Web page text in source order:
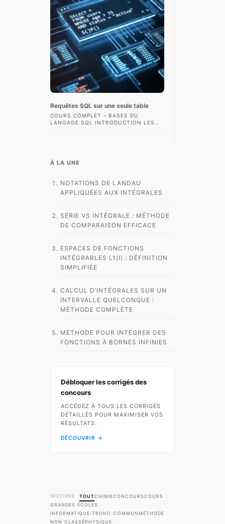
Requêtes SQL sur une seule table
COURS COMPLET – BASES DU
LANGAGE SQL INTRODUCTION LES
À LA UNE
NOTATIONS DE LANDAU
APPLIQUÉES AUX INTÉGRALES
SÉRIE VS INTÉGRALE : MÉTHODE
DE COMPARAISON EFFICACE
ESPACES DE FONCTIONS
INTÉGRABLES L1(I) : DÉFINITION
SIMPLIFIÉE
CALCUL D’INTÉGRALES SUR UN
INTERVALLE QUELCONQUE :
MÉTHODE COMPLÈTE
MÉTHODE POUR INTÉGRER DES
FONCTIONS À BORNES INFINIES
Débloquer les corrigés des
concours
ACCÉDEZ À TOUS LES CORRIGÉS
DÉTAILLÉS POUR MAXIMISER VOS
RÉSULTATS.
DÉCOUVRIR →
TOUTCHIMIECONCOURSCOURS
GRANDES ÉCOLES
INFORMATIQUE-TRONC-COMMUNMÉTHODE
NON CLASSÉPHYSIQUE